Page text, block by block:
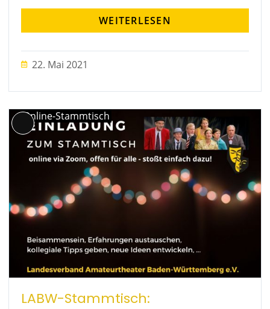
WEITERLESEN
22. Mai 2021
Lange
Beschreibung
Online-Stammtisch
LABW-Stammtisch: